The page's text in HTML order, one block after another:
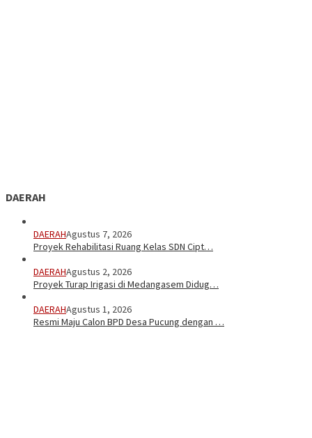
DAERAH
DAERAHAgustus 7, 2026
Proyek Rehabilitasi Ruang Kelas SDN Cipt…
DAERAHAgustus 2, 2026
Proyek Turap Irigasi di Medangasem Didug…
DAERAHAgustus 1, 2026
Resmi Maju Calon BPD Desa Pucung dengan …